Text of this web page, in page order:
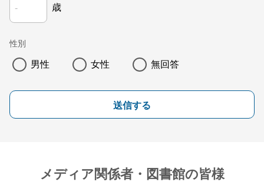
歳
性別
男性 女性 無回答
送信する
メディア関係者・図書館の皆様